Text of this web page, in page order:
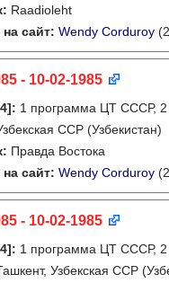
Raadioleht
сайт: Wendy Corduroy
- 10-02-1985
: 1 программа ЦТ СССР,
ССР (Узбекистан)
Правда Востока
сайт: Wendy Corduroy
- 10-02-1985
: 1 программа ЦТ СССР,
Узбекская ССР